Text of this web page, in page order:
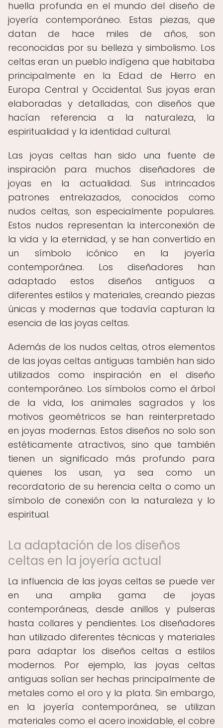
huella profunda en el mundo del diseño de
joyería contemporáneo. Estas piezas, que
datan de hace miles de años, son
reconocidas por su belleza y simbolismo. Los
celtas eran un pueblo indígena que habitaba
principalmente en la Edad de Hierro en
Europa Central y Occidental. Sus joyas eran
elaboradas y detalladas, con diseños que
hacían referencia a la naturaleza, la
espiritualidad y la identidad cultural.
Las joyas celtas han sido una fuente de
inspiración para muchos diseñadores de
joyas en la actualidad. Sus intrincados
patrones entrelazados, conocidos como
nudos celtas, son especialmente populares.
Estos nudos representan la interconexión de
la vida y la eternidad, y se han convertido en
un símbolo icónico en la joyería
contemporánea. Los diseñadores han
adaptado estos diseños antiguos a
diferentes estilos y materiales, creando piezas
únicas y modernas que todavía capturan la
esencia de las joyas celtas.
Además de los nudos celtas, otros elementos
de las joyas celtas antiguas también han sido
utilizados como inspiración en el diseño
contemporáneo. Los símbolos como el árbol
de la vida, los animales sagrados y los
motivos geométricos se han reinterpretado
en joyas modernas. Estos diseños no solo son
estéticamente atractivos, sino que también
tienen un significado más profundo para
quienes los usan, ya sea como un
recordatorio de su herencia celta o como un
símbolo de conexión con la naturaleza y lo
espiritual.
La adaptación de los diseños
celtas en la joyería actual
La influencia de las joyas celtas se puede ver
en una amplia gama de joyas
contemporáneas, desde anillos y pulseras
hasta collares y pendientes. Los diseñadores
han utilizado diferentes técnicas y materiales
para adaptar los diseños celtas a estilos
modernos. Por ejemplo, las joyas celtas
antiguas solían ser hechas principalmente de
metales como el oro y la plata. Sin embargo,
en la joyería contemporánea, se utilizan
materiales como el acero inoxidable, el cobre